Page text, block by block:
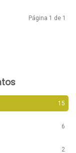
Página 1 de 1
15
6
2